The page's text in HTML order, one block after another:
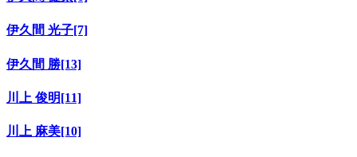
伊久間 光子[7]
伊久間 勝[13]
川上 俊明[11]
川上 麻美[10]